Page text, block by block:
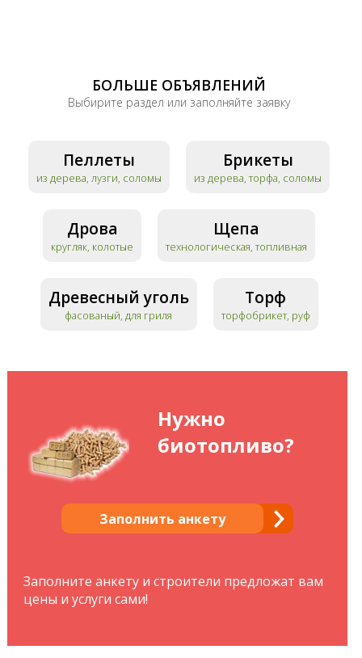
БОЛЬШЕ ОБЪЯВЛЕНИЙ
Выбирите раздел или заполняйте заявку
Пеллеты
из дерева, лузги, соломы
Брикеты
из дерева, торфа, соломы
Дрова
кругляк, колотые
Щепа
технологическая, топливная
Древесный уголь
фасованый, для гриля
Торф
торфобрикет, руф
Нужно
биотопливо?
Заполнить анкету
Заполните анкету и строители предложат вам
цены и услуги сами!